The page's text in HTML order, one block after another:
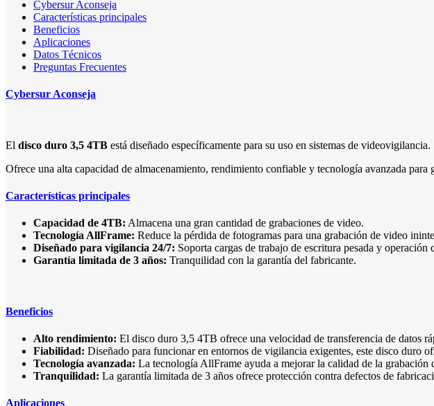
Cybersur Aconseja
Características principales
Beneficios
Aplicaciones
Datos Técnicos
Preguntas Frecuentes
Cybersur Aconseja
El disco duro 3,5 4TB está diseñado específicamente para su uso en sistemas de videovigilancia.
Ofrece una alta capacidad de almacenamiento, rendimiento confiable y tecnología avanzada
Características principales
Capacidad de 4TB: Almacena una gran cantidad de grabaciones de video.
Tecnología AllFrame: Reduce la pérdida de fotogramas para una grabación de video
Diseñado para vigilancia 24/7: Soporta cargas de trabajo de escritura pesada y operación
Garantía limitada de 3 años: Tranquilidad con la garantía del fabricante.
Beneficios
Alto rendimiento: El disco duro 3,5 4TB ofrece una velocidad de transferencia de datos
Fiabilidad: Diseñado para funcionar en entornos de vigilancia exigentes, este disco duro
Tecnología avanzada: La tecnología AllFrame ayuda a mejorar la calidad de la grabación
Tranquilidad: La garantía limitada de 3 años ofrece protección contra defectos de
Aplicaciones